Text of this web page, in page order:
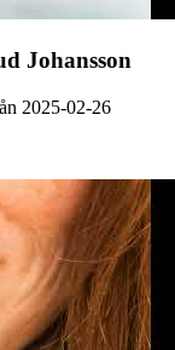
Johansson
2025-02-26